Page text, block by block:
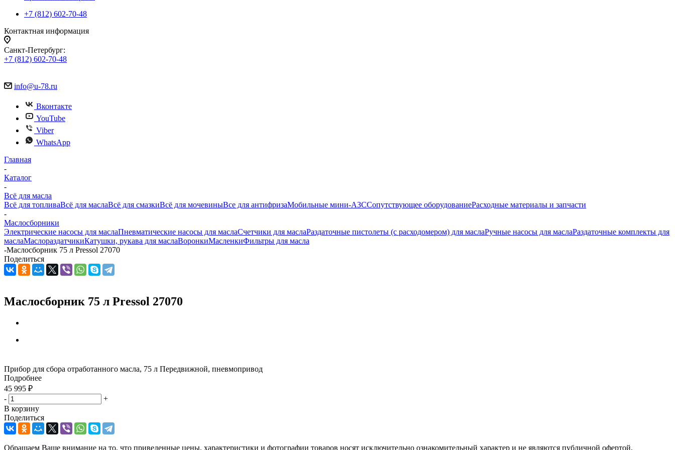
+7 (812) 602-70-48
Контактная информация
Санкт-Петербург:
+7 (812) 602-70-48
info@u-78.ru
Вконтакте
YouTube
Viber
WhatsApp
Главная
-
Каталог
-
Всё для масла
Всё для топливаВсё для маслаВсё для смазкиВсё для мочевиныВсе для антифризаМобильные мини-АЗССопутствующее оборудованиеРасходные материалы и запчасти
-
Маслосборники
Электрические насосы для маслаПневматические насосы для маслаСчетчики для маслаРаздаточные пистолеты (с расходомером) для маслаРучные насосы для маслаРаздаточные комплекты для
маслаМаслораздатчикиКатушки, рукава для маслаВоронкиМасленкиФильтры для масла
-Маслосборник 75 л Pressol 27070
Поделиться
Маслосборник 75 л Pressol 27070
Прибор для сбора отработанного масла, 75 л Передвижной, пневмопривод
Подробнее
45 995 ₽
-
+
В корзину
Поделиться
Обращаем Ваше внимание на то, что приведенные цены, характеристики и фотографии товаров носят исключительно ознакомительный характер и не являются публичной офертой,